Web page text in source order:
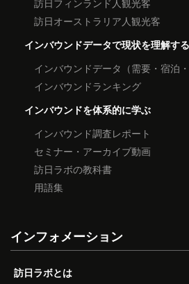
訪日フィンランド人観光客
訪日オーストラリア人観光客
インバウンドデータで現状を理解する
インバウンドデータ（需要・宿泊・
インバウンドランキング
インバウンドを体系的に学ぶ
インバウンド調査レポート
セミナー・アーカイブ動画
訪日ラボの教科書
用語集
インフォメーション
訪日ラボとは